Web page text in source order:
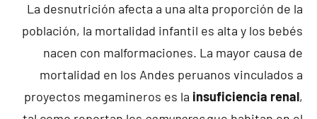
La desnutrición afecta a una alta proporción de la
población, la mortalidad infantil es alta y los bebés
nacen con malformaciones. La mayor causa de
mortalidad en los Andes peruanos vinculados a
proyectos megamineros es la insuficiencia renal,